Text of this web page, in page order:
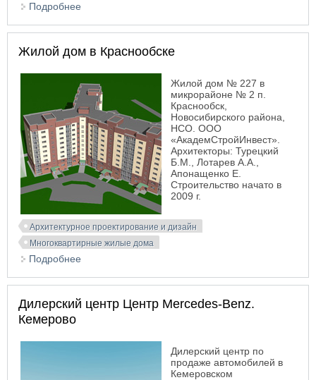
Подробнее
Жилой дом в Краснообске
Жилой дом № 227 в
микрорайоне № 2 п.
Краснообск,
Новосибирского района,
НСО. ООО
«АкадемСтройИнвест».
Архитекторы: Турецкий
Б.М., Лотарев А.А.,
Апонащенко Е.
Строительство начато в
2009 г.
Архитектурное проектирование и дизайн
Многоквартирные жилые дома
Подробнее
Дилерский центр Центр Merсedes-Benz.
Кемерово
Дилерский центр по
продаже автомобилей в
Кемеровском